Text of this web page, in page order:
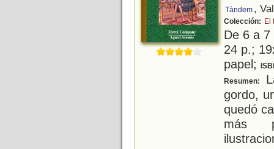
Tàndem ,
Colección: El
De 6 a
24 p.;
papel;
Resumen:
gordo,
quedó
más